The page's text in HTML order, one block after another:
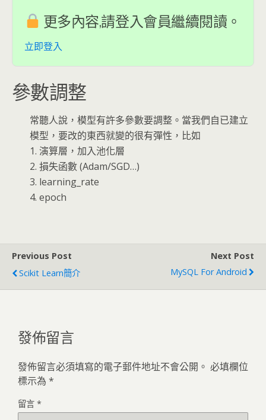
更多內容,請登入會員繼續閱讀。
立即登入
參數調整
常聽人說，模型有許多參數要調整。當我們自已建立
模型，要改的東西就變的很有彈性，比如
1. 演算層，加入池化層
2. 損失函數 (Adam/SGD…)
3. learning_rate
4. epoch
Previous Post
Scikit Learn簡介
Next Post
MySQL For Android
發佈留言
發佈留言必須填寫的電子郵件地址不會公開。 必填欄位
標示為 *
留言 *